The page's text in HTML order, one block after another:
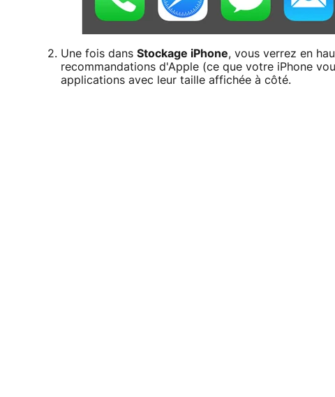
Une fois dans Stockage iPhone, vous verrez en
recommandations d'Apple (ce que votre iPhone
applications avec leur taille affichée à côté.